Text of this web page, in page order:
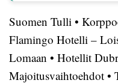
Suomen Tulli •
Flamingo Hotelli –
Lomaan • Hotellit
Majoitusvaihtoehdot •